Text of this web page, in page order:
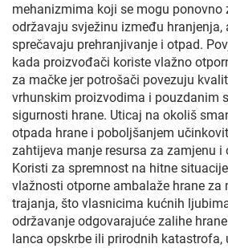
mehanizmima koji se mogu ponovno
održavaju svježinu između hranjenja,
sprečavaju prehranjivanje i otpad.
kada proizvođači koriste vlažno
za mačke jer potrošači povezuju
vrhunskim proizvodima i pouzdanim
sigurnosti hrane. Uticaj na okoliš
otpada hrane i poboljšanjem
zahtijeva manje resursa za zamjenu i
Koristi za spremnost na hitne
vlažnosti otporne ambalaže hrane za
trajanja, što vlasnicima kućnih
održavanje odgovarajuće zalihe
lanca opskrbe ili prirodnih katastrofa,